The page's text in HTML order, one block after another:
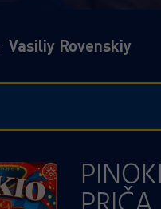
Vasiliy Rovenskiy